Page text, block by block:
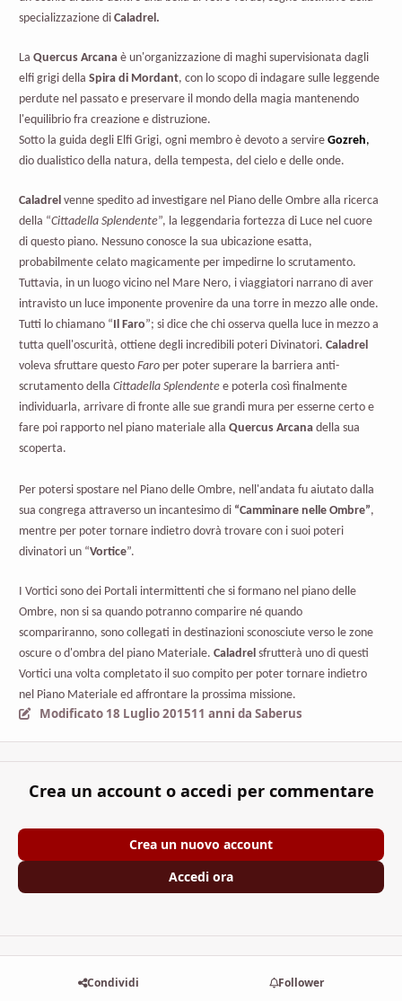
specializzazione di Caladrel.
La Quercus Arcana è un'organizzazione di maghi supervisionata dagli
elfi grigi della Spira di Mordant, con lo scopo di indagare sulle leggende
perdute nel passato e preservare il mondo della magia mantenendo
l'equilibrio fra creazione e distruzione.
Sotto la guida degli Elfi Grigi, ogni membro è devoto a servire Gozreh,
dio dualistico della natura, della tempesta, del cielo e delle onde.
Caladrel venne spedito ad investigare nel Piano delle Ombre alla ricerca
della “Cittadella Splendente”, la leggendaria fortezza di Luce nel cuore
di questo piano. Nessuno conosce la sua ubicazione esatta,
probabilmente celato magicamente per impedirne lo scrutamento.
Tuttavia, in un luogo vicino nel Mare Nero, i viaggiatori narrano di aver
intravisto un luce imponente provenire da una torre in mezzo alle onde.
Tutti lo chiamano “ Il Faro”; si dice che chi osserva quella luce in mezzo a
tutta quell'oscurità, ottiene degli incredibili poteri Divinatori. Caladrel
voleva sfruttare questo Faro per poter superare la barriera anti-
scrutamento della Cittadella Splendente e poterla così finalmente
individuarla, arrivare di fronte alle sue grandi mura per esserne certo e
fare poi rapporto nel piano materiale alla Quercus Arcana della sua
scoperta.
Per potersi spostare nel Piano delle Ombre, nell'andata fu aiutato dalla
sua congrega attraverso un incantesimo di “Camminare nelle Ombre”,
mentre per poter tornare indietro dovrà trovare con i suoi poteri
divinatori un “Vortice”.
I Vortici sono dei Portali intermittenti che si formano nel piano delle
Ombre, non si sa quando potranno comparire né quando
scompariranno, sono collegati in destinazioni sconosciute verso le zone
oscure o d'ombra del piano Materiale. Caladrel sfrutterà uno di questi
Vortici una volta completato il suo compito per poter tornare indietro
nel Piano Materiale ed affrontare la prossima missione.
Modificato 18 Luglio 201511 anni da Saberus
Crea un account o accedi per commentare
Crea un nuovo account
Accedi ora
Condividi Follower